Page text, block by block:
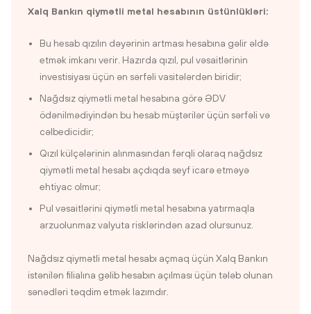
Xalq Bankın qiymətli metal hesabının üstünlükləri:
Bu hesab qızılın dəyərinin artması hesabına gəlir əldə
etmək imkanı verir. Hazırda qızıl, pul vəsaitlərinin
investisiyası üçün ən sərfəli vasitələrdən biridir;
Nağdsız qiymətli metal hesabına görə ƏDV
ödənilmədiyindən bu hesab müştərilər üçün sərfəli və
cəlbedicidir;
Qızıl külçələrinin alınmasından fərqli olaraq nağdsız
qiymətli metal hesabı açdıqda seyf icarə etməyə
ehtiyac olmur;
Pul vəsaitlərini qiymətli metal hesabına yatırmaqla
arzuolunmaz valyuta risklərindən azad olursunuz.
Nağdsız qiymətli metal hesabı açmaq üçün Xalq Bankın
istənilən filialına gəlib hesabın açılması üçün tələb olunan
sənədləri təqdim etmək lazımdır.